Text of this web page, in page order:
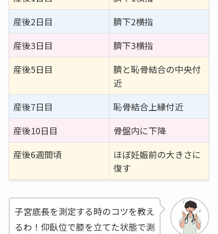
産後2日目
臍下2横指
産後3日目
臍下3横指
産後5日目
臍と恥骨結合の中央付
近
産後7日目
恥骨結合上縁付近
産後10日目
骨盤内に下降
産後6週間頃
ほぼ妊娠前の大きさに
復す
子宮底長を測定する時のコツを教え
るわ！仰臥位で膝を立てた状態で測